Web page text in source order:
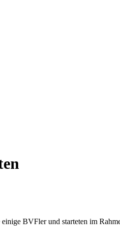
BVFler und starteten im